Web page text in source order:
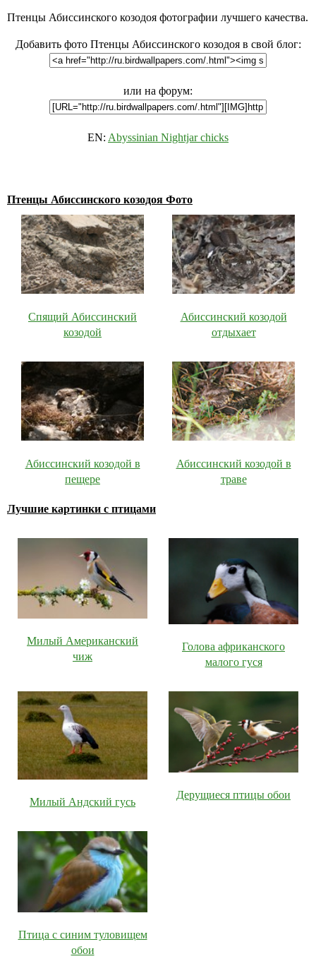
Птенцы Абиссинского козодоя фотографии лучшего качества.
Добавить фото Птенцы Абиссинского козодоя в свой блог:
или на форум:
EN: Abyssinian Nightjar chicks
Птенцы Абиссинского козодоя Фото
Спящий Абиссинский
козодой
Абиссинский козодой
отдыхает
Абиссинский козодой в
пещере
Абиссинский козодой в
траве
Лучшие картинки с птицами
Милый Американский
чиж
Голова африканского
малого гуся
Милый Андский гусь
Дерущиеся птицы обои
Птица с синим туловищем
обои